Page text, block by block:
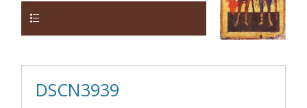
DSCN3939